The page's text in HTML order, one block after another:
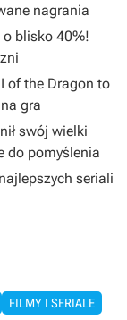
nagrania
o blisko 40%!
of the Dragon to
gra
swój wielki
do pomyślenia
seriali
FILMY I SERIALE